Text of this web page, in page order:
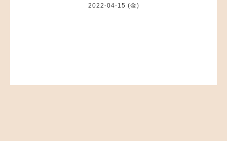
2022-04-15 (金)